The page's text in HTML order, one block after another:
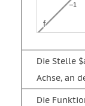
Die Stelle
Achse, an
Die